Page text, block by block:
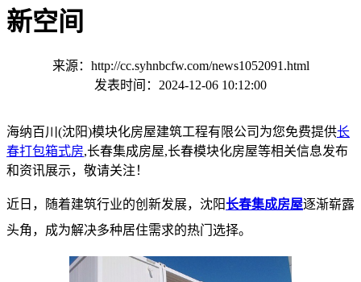
新空间
来源：http://cc.syhnbcfw.com/news1052091.html
发表时间：2024-12-06 10:12:00
海纳百川(沈阳)模块化房屋建筑工程有限公司为您免费提供长
春打包箱式房,长春集成房屋,长春模块化房屋等相关信息发布
和资讯展示，敬请关注！
近日，随着建筑行业的创新发展，沈阳长春集成房屋逐渐崭露
头角，成为解决多种居住需求的热门选择。